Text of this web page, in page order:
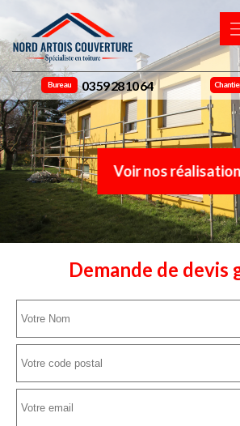
Bureau 03 59 28 10 64
Voir nos
Demande de devis